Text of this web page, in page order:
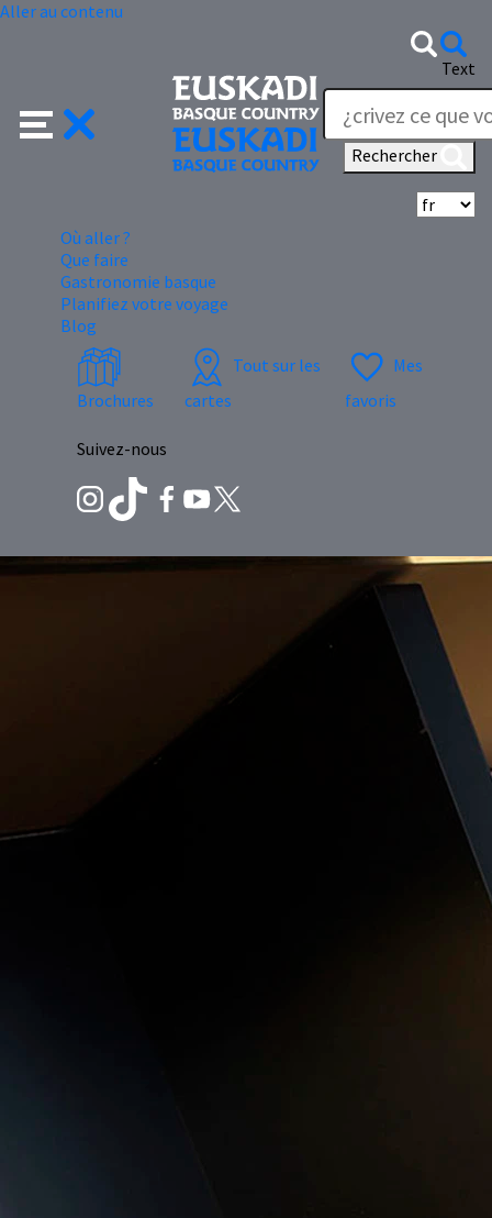
Aller au contenu
Text
Rechercher
Où aller ?
Que faire
Gastronomie basque
Planifiez votre voyage
Blog
Brochures
Tout sur les
cartes
Mes
favoris
Suivez-nous